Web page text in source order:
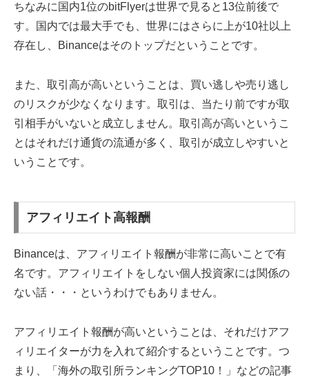
ちなみに国内1位のbitFlyerは世界で見ると13位前後で
す。国内では最大手でも、世界にはさらに上が10社以上
存在し、Binanceはそのトップだということです。
また、取引高が高いということは、買い逃しや売り逃し
のリスクが少なくなります。取引は、当たり前ですが取
引相手がいないと成立しません。取引高が高いというこ
とはそれだけ通貨の流通が多く、取引が成立しやすいと
いうことです。
アフィリエイト高報酬
Binanceは、アフィリエイト報酬が非常に高いことで有
名です。アフィリエイトをしない個人投資家には関係の
ない話・・・というわけでもありません。
アフィリエイト報酬が高いということは、それだけアフ
ィリエイターが力を入れて紹介するということです。つ
まり、「海外の取引所ランキングTOP10！」などの記事